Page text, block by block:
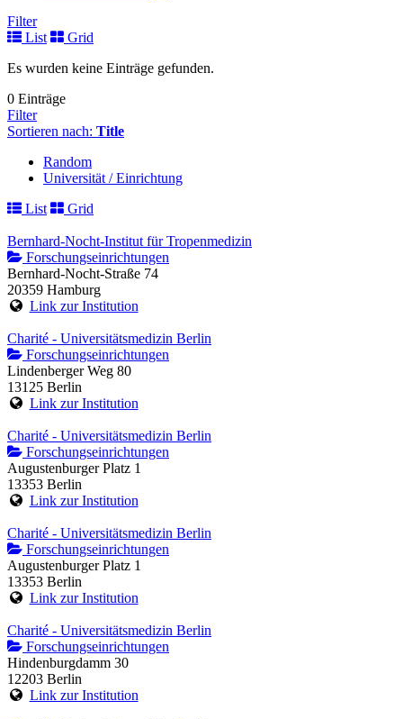
Filter
List
Grid
Es wurden keine Einträge gefunden.
0 Einträge
Filter
Sortieren nach: Title
Random
Universität / Einrichtung
List
Grid
Bernhard-Nocht-Institut für Tropenmedizin
Forschungseinrichtungen
Bernhard-Nocht-Straße 74
20359 Hamburg
Link zur Institution
Charité - Universitätsmedizin Berlin
Forschungseinrichtungen
Lindenberger Weg 80
13125 Berlin
Link zur Institution
Charité - Universitätsmedizin Berlin
Forschungseinrichtungen
Augustenburger Platz 1
13353 Berlin
Link zur Institution
Charité - Universitätsmedizin Berlin
Forschungseinrichtungen
Augustenburger Platz 1
13353 Berlin
Link zur Institution
Charité - Universitätsmedizin Berlin
Forschungseinrichtungen
Hindenburgdamm 30
12203 Berlin
Link zur Institution